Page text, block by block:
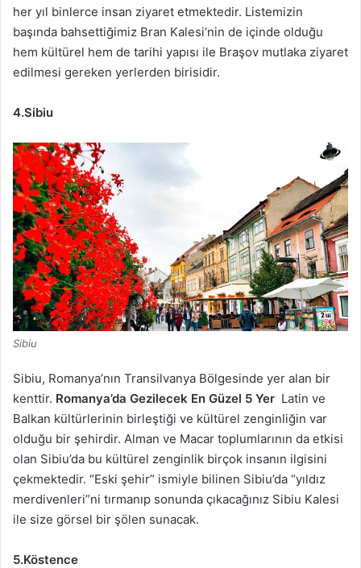
her yıl binlerce insan ziyaret etmektedir. Listemizin
başında bahsettiğimiz Bran Kalesi’nin de içinde olduğu
hem kültürel hem de tarihi yapısı ile Braşov mutlaka ziyaret
edilmesi gereken yerlerden birisidir.
4.Sibiu
Sibiu
Sibiu, Romanya’nın Transilvanya Bölgesinde yer alan bir
kenttir. Romanya’da Gezilecek En Güzel 5 Yer Latin ve
Balkan kültürlerinin birleştiği ve kültürel zenginliğin var
olduğu bir şehirdir. Alman ve Macar toplumlarının da etkisi
olan Sibiu’da bu kültürel zenginlik birçok insanın ilgisini
çekmektedir. “Eski şehir” ismiyle bilinen Sibiu’da “yıldız
merdivenleri”ni tırmanıp sonunda çıkacağınız Sibiu Kalesi
ile size görsel bir şölen sunacak.
5.Köstence